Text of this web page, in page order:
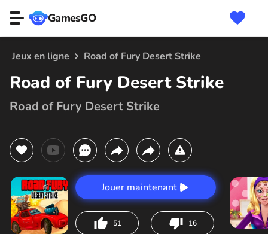
GamesGO
Jeux en ligne Road of Fury Desert Strike
Road of Fury Desert Strike
Road of Fury Desert Strike
Jouer maintenant
51 16